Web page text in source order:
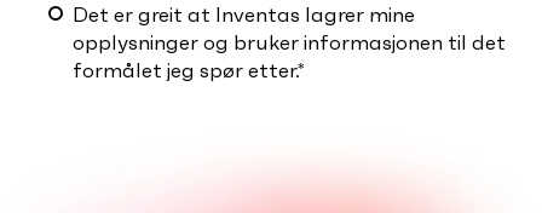
Det er greit at Inventas lagrer mine
opplysninger og bruker informasjonen til det
formålet jeg spør etter.*